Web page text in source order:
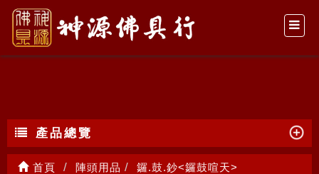
鑼.鼓.鈔<鑼鼓喧天>
產品總覽
首頁 陣頭用品 鑼.鼓.鈔<鑼鼓喧天>